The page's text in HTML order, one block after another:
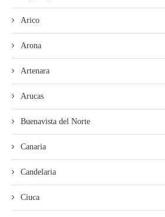
Arico
Arona
Artenara
Arucas
Buenavista del Norte
Canaria
Candelaria
Ciuca